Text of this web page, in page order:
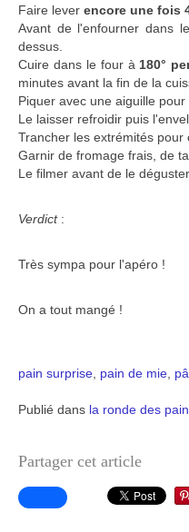
Faire lever encore une fois
Avant de l'enfourner dans
dessus.
Cuire dans le four à 180°
minutes avant la fin de la
Piquer avec une aiguille
Le laisser refroidir puis
Trancher les extrémités pour
Garnir de fromage frais, de
Le filmer avant de le
Verdict:
Très sympa pour l'apéro !
On a tout mangé !
pain surprise pain de mie
Publié dans la ronde des
Partager cet article